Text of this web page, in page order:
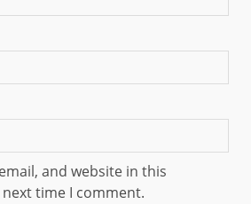
and website in this
time I comment.